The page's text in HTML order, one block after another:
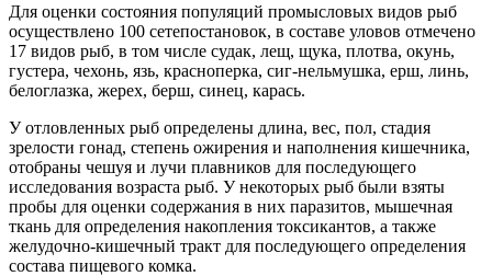
Для оценки состояния популяций промысловых видов рыб
осуществлено 100 сетепостановок, в составе уловов отмечено
17 видов рыб, в том числе судак, лещ, щука, плотва, окунь,
густера, чехонь, язь, красноперка, сиг-нельмушка, ерш, линь,
белоглазка, жерех, берш, синец, карась.
У отловленных рыб определены длина, вес, пол, стадия
зрелости гонад, степень ожирения и наполнения кишечника,
отобраны чешуя и лучи плавников для последующего
исследования возраста рыб. У некоторых рыб были взяты
пробы для оценки содержания в них паразитов, мышечная
ткань для определения накопления токсикантов, а также
желудочно-кишечный тракт для последующего определения
состава пищевого комка.